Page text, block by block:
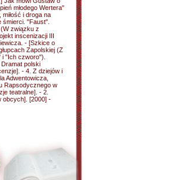
młodego Wertera"
i droga na
śmierci. "Faust".
związku z
inscenizacji III
- [Szkice o
Zapolskiej (Z
"Ich czworo").
Dramat polski
- 4. Z dziejów i
Adwentowicza,
Rapsodycznego w
teatralne]. - 2.
obcych]. [2000] -